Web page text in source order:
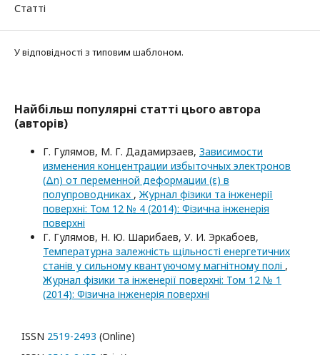
Статті
У відповідності з типовим шаблоном.
Найбільш популярні статті цього автора
(авторів)
Г. Гулямов, М. Г. Дадамирзаев, Зависимости
изменения концентрации избыточных электронов
(Δn) от переменной деформации (ε) в
полупроводниках , Журнал фізики та інженерії
поверхні: Том 12 № 4 (2014): Фізична інженерія
поверхні
Г. Гулямов, Н. Ю. Шарибаев, У. И. Эркабоев,
Температурна залежність щільності енергетичних
станів у сильному квантуючому магнітному полі ,
Журнал фізики та інженерії поверхні: Том 12 № 1
(2014): Фізична інженерія поверхні
ISSN 2519-2493 (Online)